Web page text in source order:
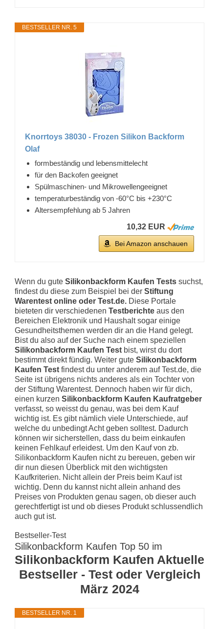
BESTSELLER NR. 5
Knorrtoys 38030 - Frozen Silikon Backform
Olaf
formbeständig und lebensmittelecht
für den Backofen geeignet
Spülmaschinen- und Mikrowellengeeignet
temperaturbeständig von -60°C bis +230°C
Altersempfehlung ab 5 Jahren
10,32 EUR
Bei Amazon anschauen
Wenn du gute Silikonbackform Kaufen Tests suchst,
findest du diese zum Beispiel bei der Stiftung
Warentest online oder Test.de. Diese Portale
bieteten dir verschiedenen Testberichte aus den
Bereichen Elektronik und Haushalt sogar einige
Gesundheitsthemen werden dir an die Hand gelegt.
Bist du also auf der Suche nach einem speziellen
Silikonbackform Kaufen Test bist, wirst du dort
bestimmt direkt fündig. Weiter gute Silikonbackform
Kaufen Test findest du unter anderem auf Test.de, die
Seite ist übrigens nichts anderes als ein Tochter von
der Stiftung Warentest. Dennoch haben wir für dich,
einen kurzen Silikonbackform Kaufen Kaufratgeber
verfasst, so weisst du genau, was bei dem Kauf
wichtig ist. Es gibt nämlich viele Unterschiede, auf
welche du unbedingt Acht geben solltest. Dadurch
können wir sicherstellen, dass du beim einkaufen
keinen Fehlkauf erleidest. Um den Kauf von zb.
Silikonbackform Kaufen nicht zu bereuen, geben wir
dir nun diesen Überblick mit den wichtigsten
Kaufkriterien. Nicht allein der Preis beim Kauf ist
wichtig. Denn du kannst nicht allein anhand des
Preises von Produkten genau sagen, ob dieser auch
gerechtfertigt ist und ob dieses Produkt schlussendlich
auch gut ist.
Bestseller-Test
Silikonbackform Kaufen Top 50 im
Silikonbackform Kaufen Aktuelle
Bestseller - Test oder Vergleich
März 2024
BESTSELLER NR. 1